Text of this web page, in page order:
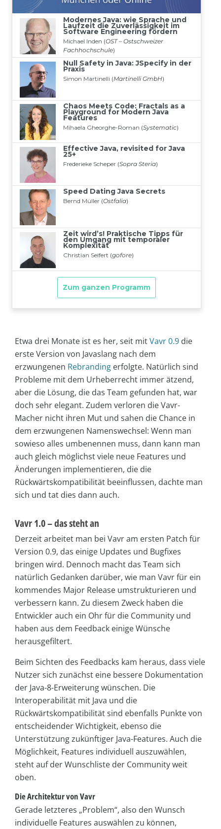
Etwa drei Monate ist es her, seit mitVavr 0.9 die
erste Version von Javaslang nach dem
erzwungenen Rebranding erfolgte. Natürlich sind
Probleme mit dem Urheberrecht immer ätzend,
aber die Lösung, die das Team gefunden hat, war
doch sehr elegant. Zudem verloren die Vavr-
Macher nicht ihren Mut und sahen die Chance in
dem erzwungenen Namenswechsel: Wenn man
sowieso alles umbenennen muss, dann kann man
auch gleich möglichst viele neue Features und
Änderungen implementieren, die die
Rückwärtskompatibilität beeinflussen, dachte man
sich und tat dies dann auch.
Vavr 1.0 – das steht an
Derzeit arbeitet man bei Vavr am ersten Patch für
Version 0.9, das einige Updates und Bugfixes
bringen wird. Dennoch macht das Team sich
natürlich Gedanken darüber, wie man Vavr für ein
kommendes Major Release umstrukturieren und
verbessern kann. Zu diesem Zweck haben die
Entwickler auch ein Ohr für die Community und
haben aus dem Feedback einige Wünsche
herausgefiltert.
Beim Sichten des Feedbacks kam heraus, dass viele
Nutzer sich zunächst eine bessere Dokumentation
der Java-8-Erweiterung wünschen. Die
Interoperabilität mit Java und die
Rückwärtskompatibilität sind ebenfalls Punkte von
entscheidender Wichtigkeit, ebenso die
Unterstützung zukünftiger Java-Features. Auch die
Möglichkeit, Features individuell auszuwählen,
steht auf der Wunschliste der Community weit
oben.
Die Architektur von Vavr
Gerade letzteres „Problem“, also den Wunsch
individuelle Features auswählen zu können,